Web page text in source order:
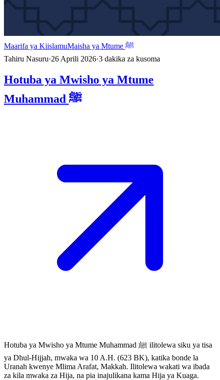
Maarifa ya Kiislamu
Maisha ya Mtume ﷺ
Tahiru Nasuru·26 Aprili 2026·3 dakika za kusoma
Hotuba ya Mwisho ya Mtume
Muhammad ﷺ
Hotuba ya Mwisho ya Mtume Muhammad ﷺ ilitolewa siku ya tisa
ya Dhul-Hijjah, mwaka wa 10 A.H. (623 BK), katika bonde la
Uranah kwenye Mlima Arafat, Makkah. Ilitolewa wakati wa ibada
za kila mwaka za Hija, na pia inajulikana kama Hija ya Kuaga.